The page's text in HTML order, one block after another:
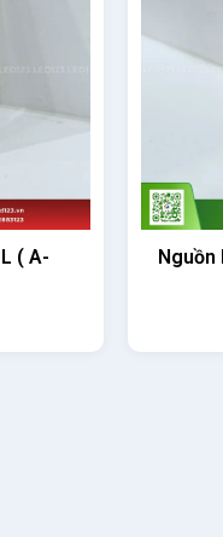
( A-
Nguồn